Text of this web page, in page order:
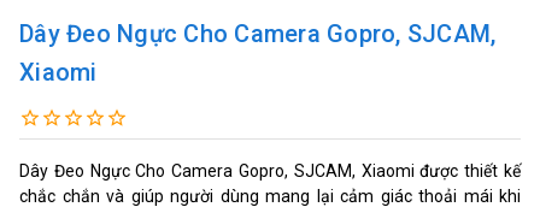
Dây Đeo Ngực Cho Camera Gopro, SJCAM,
Xiaomi
Dây Đeo Ngực Cho Camera Gopro, SJCAM, Xiaomi được thiết kế
chắc chắn và giúp người dùng mang lại cảm giác thoải mái khi